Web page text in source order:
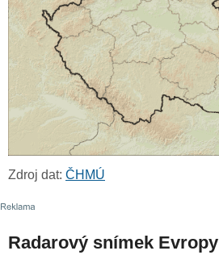
Zdroj dat: ČHMÚ
Radarový snímek Evropy